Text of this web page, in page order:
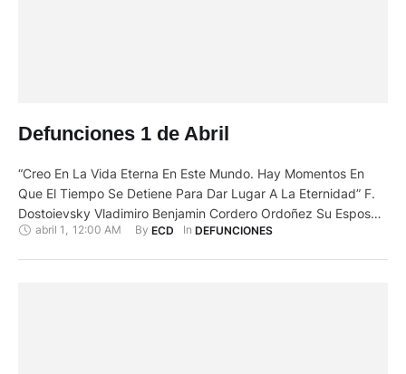
Defunciones 1 de Abril
“Creo En La Vida Eterna En Este Mundo. Hay Momentos En
Que El Tiempo Se Detiene Para Dar Lugar A La Eternidad” F.
Dostoievsky Vladimiro Benjamin Cordero Ordoñez Su Esposa:
Gladys Jaramillo Cordero; Sus Hijos: Mónika Y Pedro Cueva,
abril 1 , 12:00 AM By ECD In DEFUNCIONES